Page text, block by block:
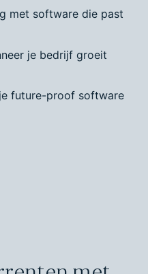
met software die past
je bedrijf groeit
future-proof software